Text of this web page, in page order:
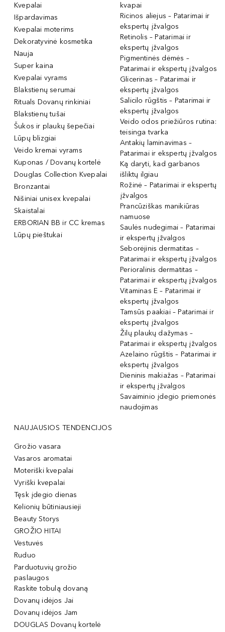
Kvepalai
Išpardavimas
Kvepalai moterims
Dekoratyvinė kosmetika
Nauja
Super kaina
Kvepalai vyrams
Blakstienų serumai
Rituals Dovanų rinkiniai
Blakstienų tušai
Šukos ir plaukų šepečiai
Lūpų blizgiai
Veido kremai vyrams
Kuponas / Dovanų kortelė
Douglas Collection Kvepalai
Bronzantai
Nišiniai unisex kvepalai
Skaistalai
ERBORIAN BB ir CC kremas
Lūpų pieštukai
kvapai
Ricinos aliejus – Patarimai ir
ekspertų įžvalgos
Retinolis – Patarimai ir
ekspertų įžvalgos
Pigmentinės dėmės –
Patarimai ir ekspertų įžvalgos
Glicerinas – Patarimai ir
ekspertų įžvalgos
Salicilo rūgštis – Patarimai ir
ekspertų įžvalgos
Veido odos priežiūros rutina:
teisinga tvarka
Antakių laminavimas –
Patarimai ir ekspertų įžvalgos
Ką daryti, kad garbanos
išliktų ilgiau
Rožinė – Patarimai ir ekspertų
įžvalgos
Prancūziškas manikiūras
namuose
Saulės nudegimai – Patarimai
ir ekspertų įžvalgos
Seborėjinis dermatitas –
Patarimai ir ekspertų įžvalgos
Perioralinis dermatitas –
Patarimai ir ekspertų įžvalgos
Vitaminas E – Patarimai ir
ekspertų įžvalgos
Tamsūs paakiai – Patarimai ir
ekspertų įžvalgos
Žilų plaukų dažymas –
Patarimai ir ekspertų įžvalgos
Azelaino rūgštis – Patarimai ir
ekspertų įžvalgos
Dieninis makiažas – Patarimai
ir ekspertų įžvalgos
Savaiminio įdegio priemonės
naudojimas
NAUJAUSIOS TENDENCIJOS
Grožio vasara
Vasaros aromatai
Moteriški kvepalai
Vyriški kvepalai
Tęsk įdegio dienas
Kelionių būtiniausieji
Beauty Storys
GROŽIO HITAI
Vestuvės
Ruduo
Parduotuvių grožio
paslaugos
Raskite tobulą dovaną
Dovanų idėjos Jai
Dovanų idėjos Jam
DOUGLAS Dovanų kortelė